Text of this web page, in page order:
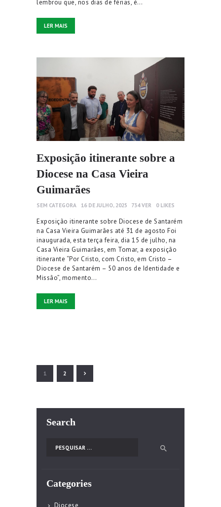
lembrou que, nos dias de férias, é…
LER MAIS
Exposição itinerante sobre a
Diocese na Casa Vieira
Guimarães
SEM CATEGORA 16 DE JULHO, 2025 734VER 0 LIKES
Exposição itinerante sobre Diocese de Santarém
na Casa Vieira Guimarães até 31 de agosto Foi
inaugurada, esta terça feira, dia 15 de julho, na
Casa Vieira Guimarães, em Tomar, a exposição
itinerante “Por Cristo, com Cristo, em Cristo –
Diocese de Santarém – 50 anos de Identidade e
Missão”, momento…
LER MAIS
PAGE
1 PAGE
2
Search
Categories